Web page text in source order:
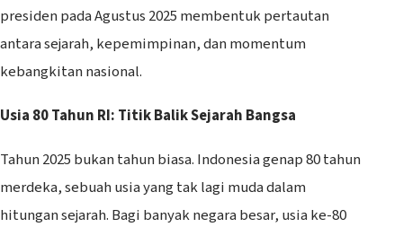
presiden pada Agustus 2025 membentuk pertautan
antara sejarah, kepemimpinan, dan momentum
kebangkitan nasional.
Usia 80 Tahun RI: Titik Balik Sejarah Bangsa
Tahun 2025 bukan tahun biasa. Indonesia genap 80 tahun
merdeka, sebuah usia yang tak lagi muda dalam
hitungan sejarah. Bagi banyak negara besar, usia ke-80